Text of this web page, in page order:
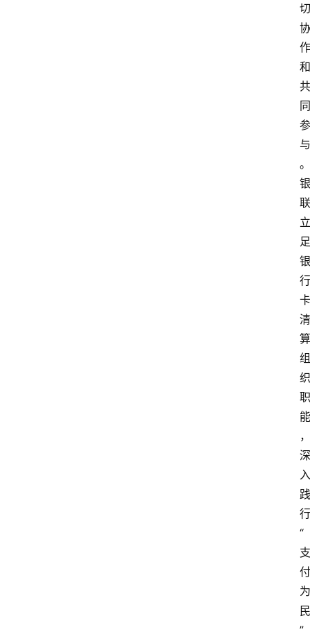
切
协
作
和
共
同
参
与
。
银
联
立
足
银
行
卡
清
算
组
织
职
能
，
深
入
践
行
“
支
付
为
民